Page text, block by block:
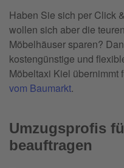
Haben Sie sich per Click
wollen sich aber die
Möbelhäuser sparen?
kostengünstige und
Möbeltaxi Kiel übernimmt
vom Baumarkt.
Umzugsprofis
beauftragen